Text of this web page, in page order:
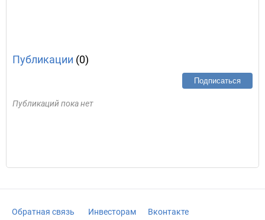
Публикации (0)
Подписаться
Публикаций пока нет
Обратная связь Инвесторам Вконтакте